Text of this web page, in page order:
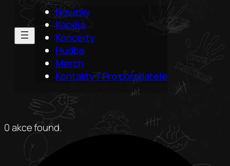
Novinky
Kapela
Koncerty
Hudba
Merch
Kontakty / Pro pořadatele
0 akce found.